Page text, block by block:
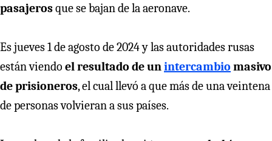
pasajerosque se bajan de la aeronave.
Es jueves 1 de agosto de 2024 y las autoridades rusas
están viendo el resultado de unintercambio masivo
de prisioneros, el cual llevó a que más de una veintena
de personas volvieran a sus países.